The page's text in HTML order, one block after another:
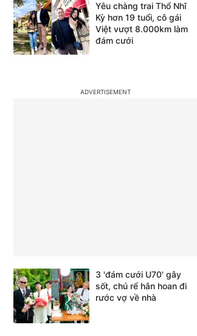
Yêu chàng trai Thổ Nhĩ
Kỳ hơn 19 tuổi, cô gái
Việt vượt 8.000km làm
đám cưới
3 'đám cưới U70' gây
sốt, chú rể hân hoan đi
rước vợ về nhà